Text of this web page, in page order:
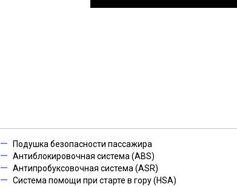
Подушка безопасности пассажира
Антиблокировочная система (ABS)
Антипробуксовочная система (ASR)
Система помощи при старте в гору (HSA)